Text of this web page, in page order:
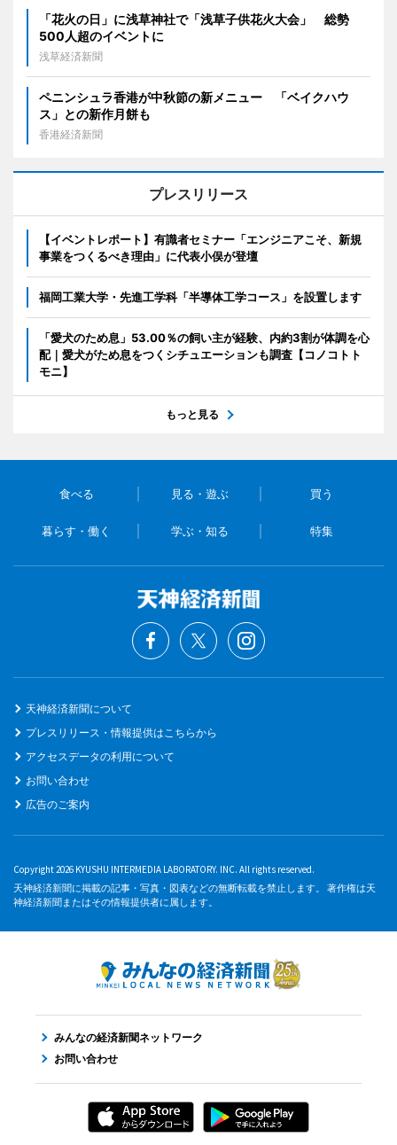
「花火の日」に浅草神社で「浅草子供花火大会」 総勢
500人超のイベントに
浅草経済新聞
ペニンシュラ香港が中秋節の新メニュー 「ベイクハウ
ス」との新作月餅も
香港経済新聞
プレスリリース
【イベントレポート】有識者セミナー「エンジニアこそ、新規
事業をつくるべき理由」に代表小俣が登壇
福岡工業大学・先進工学科「半導体工学コース」を設置します
「愛犬のため息」53.00％の飼い主が経験、内約3割が体調を心
配｜愛犬がため息をつくシチュエーションも調査【コノコトト
モニ】
もっと見る
食べる 見る・遊ぶ 買う
暮らす・働く 学ぶ・知る 特集
天神経済新聞について
プレスリリース・情報提供はこちらから
アクセスデータの利用について
お問い合わせ
広告のご案内
Copyright 2026 KYUSHU INTERMEDIA LABORATORY. INC. All rights reserved.
天神経済新聞に掲載の記事・写真・図表などの無断転載を禁止します。 著作権は天
神経済新聞またはその情報提供者に属します。
みんなの経済新聞ネットワーク
お問い合わせ